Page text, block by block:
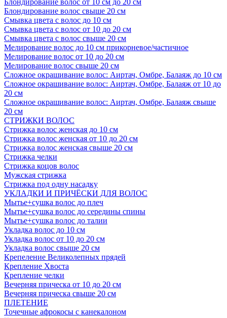
Блондирование волос от 10 см до 20 см
Блондирование волос свыше 20 см
Смывка цвета с волос до 10 см
Смывка цвета с волос от 10 до 20 см
Смывка цвета с волос свыше 20 см
Мелирование волос до 10 см прикорневое/частичное
Мелирование волос от 10 до 20 см
Мелирование волос свыше 20 см
Сложное окрашивание волос: Аиртач, Омбре, Балаяж до 10 см
Сложное окрашивание волос: Аиртач, Омбре, Балаяж от 10 до
20 см
Сложное окрашивание волос: Аиртач, Омбре, Балаяж свыше
20 см
СТРИЖКИ ВОЛОС
Стрижка волос женская до 10 см
Стрижка волос женская от 10 до 20 см
Стрижка волос женская свыше 20 см
Стрижка челки
Стрижка коцов волос
Мужская стрижка
Стрижка под одну насадку
УКЛАДКИ И ПРИЧЁСКИ ДЛЯ ВОЛОС
Мытье+сушка волос до плеч
Мытье+сушка волос до середины спины
Мытье+сушка волос до талии
Укладка волос до 10 см
Укладка волос от 10 до 20 см
Укладка волос свыше 20 см
Крепеление Великолепных прядей
Крепление Хвоста
Крепление челки
Вечерняя прическа от 10 до 20 см
Вечерняя прическа свыше 20 см
ПЛЕТЕНИЕ
Точечные афрокосы с канекалоном